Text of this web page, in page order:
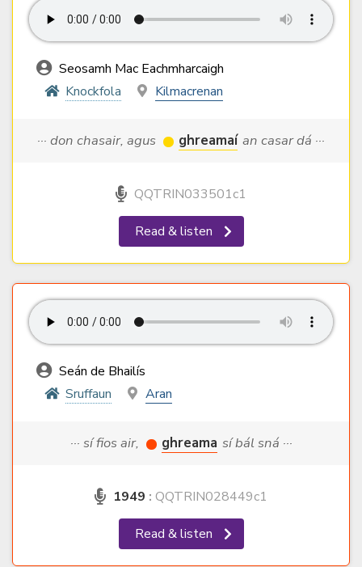
Seosamh Mac Eachmharcaigh
Knockfola
Kilmacrenan
··· don chasair, agus ghreamaí an casar dá ···
QQTRIN033501c1
Read & listen
Seán de Bhailís
Sruffaun
Aran
··· sí fios air, ghreama sí bál sná ···
1949 : QQTRIN028449c1
Read & listen